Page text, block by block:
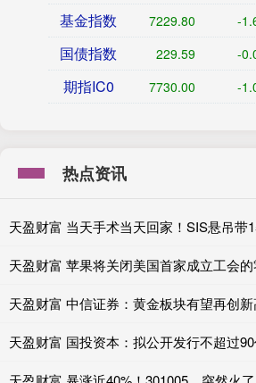
基金指数 7229.80 -
国债指数 229.59 -
期指IC0 7730.00 -
热点资讯
天盈财富 当天手术当天回家！SIS悬吊带
天盈财富 苹果将关闭美国首家成立工会
天盈财富 中信证券：黄金板块有望再创新
天盈财富 国投资本：拟公开发行不超过